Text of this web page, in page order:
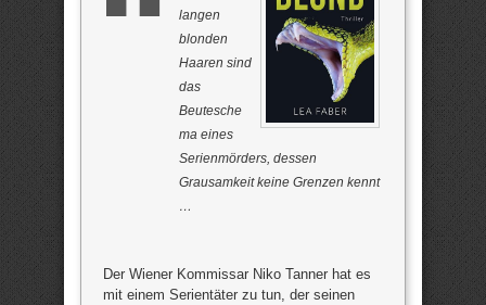
langen
blonden
Haaren sind
das
Beutesche
ma eines
Serienmörders, dessen
Grausamkeit keine Grenzen kennt
…
Der Wiener Kommissar Niko Tanner hat es
mit einem Serientäter zu tun, der seinen